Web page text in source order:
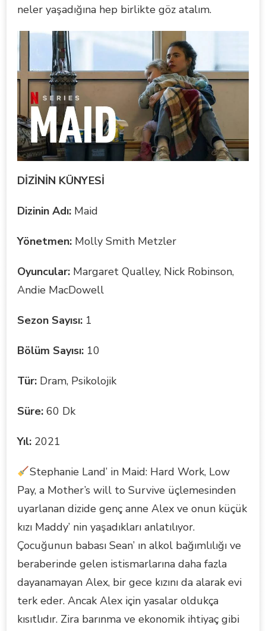
neler yaşadığına hep birlikte göz atalım.
DİZİNİN KÜNYESİ
Dizinin Adı: Maid
Yönetmen: Molly Smith Metzler
Oyuncular: Margaret Qualley, Nick Robinson,
Andie MacDowell
Sezon Sayısı: 1
Bölüm Sayısı: 10
Tür: Dram, Psikolojik
Süre: 60 Dk
Yıl: 2021
Stephanie Land’ in Maid: Hard Work, Low
Pay, a Mother’s will to Survive üçlemesinden
uyarlanan dizide genç anne Alex ve onun küçük
kızı Maddy’ nin yaşadıkları anlatılıyor.
Çocuğunun babası Sean’ ın alkol bağımlılığı ve
beraberinde gelen istismarlarına daha fazla
dayanamayan Alex, bir gece kızını da alarak evi
terk eder. Ancak Alex için yasalar oldukça
kısıtlıdır. Zira barınma ve ekonomik ihtiyaç gibi